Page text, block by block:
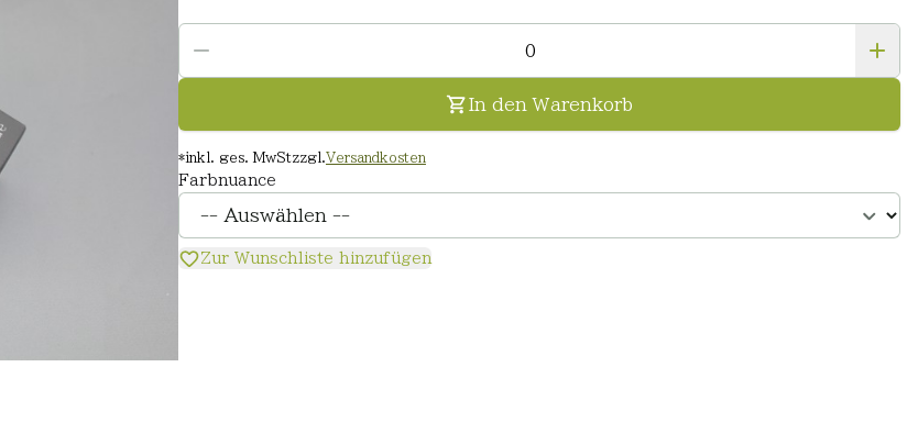
In den Warenkorb
*inkl. ges. MwStzzgl. Versandkosten
Farbnuance
Zur Wunschliste hinzufügen